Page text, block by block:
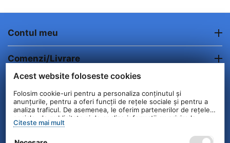
Contul meu
Comenzi/Livrare
Contact
© 2004 - 2026 Unick International. Instalat si
Acest website foloseste cookies
Folosim cookie-uri pentru a personaliza conținutul și
anunțurile, pentru a oferi funcții de rețele sociale și pentru a
analiza traficul. De asemenea, le oferim partenerilor de rețele
sociale, de publicitate și de analize informații cu privire la
modul în care folosiți site-ul nostru. Aceștia le pot combina cu
Citeste mai mult